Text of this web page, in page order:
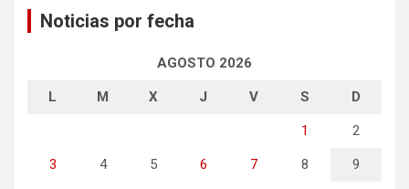
Noticias por fecha
AGOSTO 2026
L M X J V S D
1 2
3 4 5 6 7 8 9